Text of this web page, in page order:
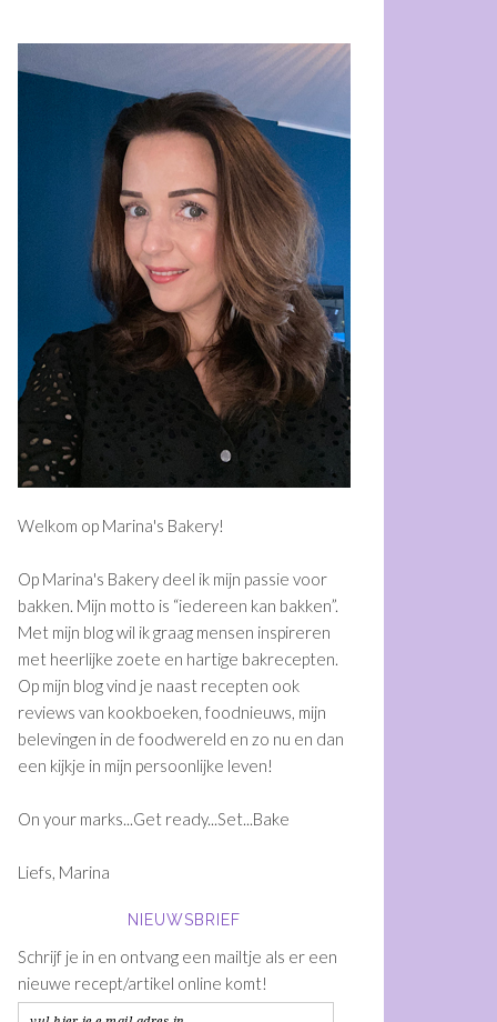
Welkom op Marina's Bakery!
Op Marina's Bakery deel ik mijn passie voor
bakken. Mijn motto is “iedereen kan bakken”.
Met mijn blog wil ik graag mensen inspireren
met heerlijke zoete en hartige bakrecepten.
Op mijn blog vind je naast recepten ook
reviews van kookboeken, foodnieuws, mijn
belevingen in de foodwereld en zo nu en dan
een kijkje in mijn persoonlijke leven!
On your marks...Get ready...Set...Bake
Liefs, Marina
NIEUWSBRIEF
Schrijf je in en ontvang een mailtje als er een
nieuwe recept/artikel online komt!
vul